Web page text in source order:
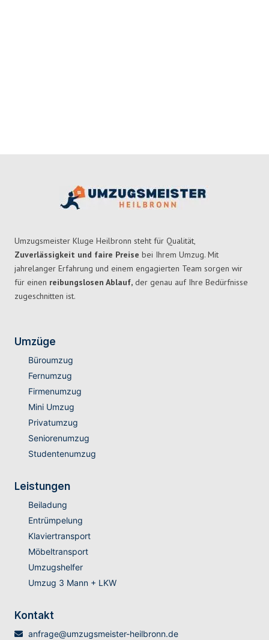
Umzugsmeister Kluge Heilbronn steht für Qualität,
Zuverlässigkeit und faire Preise bei Ihrem Umzug. Mit
jahrelanger Erfahrung und einem engagierten Team sorgen wir
für einen reibungslosen Ablauf, der genau auf Ihre Bedürfnisse
zugeschnitten ist.
Umzüge
Büroumzug
Fernumzug
Firmenumzug
Mini Umzug
Privatumzug
Seniorenumzug
Studentenumzug
Leistungen
Beiladung
Entrümpelung
Klaviertransport
Möbeltransport
Umzugshelfer
Umzug 3 Mann + LKW
Kontakt
anfrage@umzugsmeister-heilbronn.de